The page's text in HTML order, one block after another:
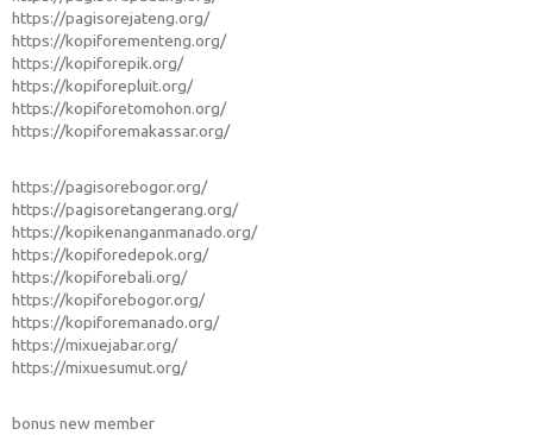
https://pagisorejateng.org/
https://kopiforementeng.org/
https://kopiforepik.org/
https://kopiforepluit.org/
https://kopiforetomohon.org/
https://kopiforemakassar.org/
https://pagisorebogor.org/
https://pagisoretangerang.org/
https://kopikenanganmanado.org/
https://kopiforedepok.org/
https://kopiforebali.org/
https://kopiforebogor.org/
https://kopiforemanado.org/
https://mixuejabar.org/
https://mixuesumut.org/
bonus new member